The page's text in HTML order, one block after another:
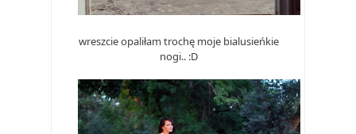
wreszcie opaliłam trochę moje bialusieńkie
nogi.. :D